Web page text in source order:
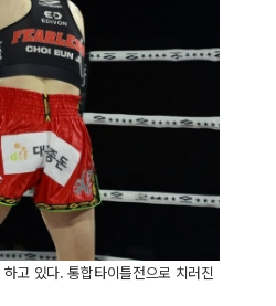
고 있다. 통합타이틀전으로 치러진